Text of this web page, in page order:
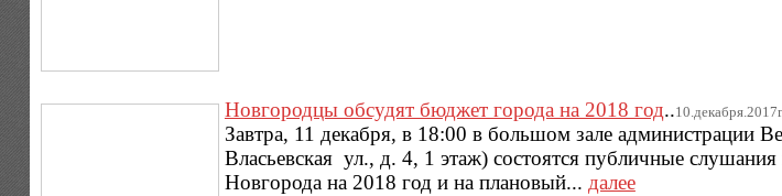
Новгородцы обсудят бюджет города на 2018 год..
Завтра, 11 декабря, в 18:00 в большом зале администрации
Власьевская ул., д. 4, 1 этаж) состоятся публичные
Новгорода на 2018 год и на плановый... далее